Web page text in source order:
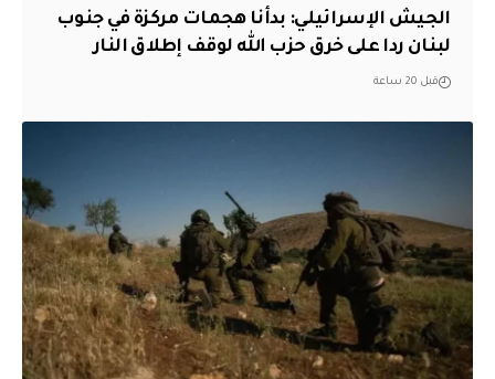
الجيش الإسرائيلي: بدأنا هجمات مركزة في جنوب
لبنان ردا على خرق حزب الله لوقف إطلاق النار
قبل 20 ساعة